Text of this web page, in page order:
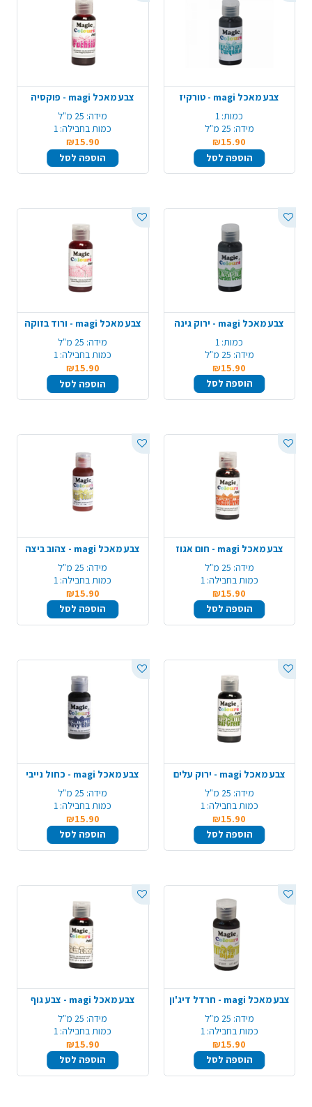
צבע מאכל magi - טורקיז
כמות: 1
מידה: 25 מ"ל
₪15.90
הוספה לסל
צבע מאכל magi - פוקסיה
מידה: 25 מ"ל
כמות בחבילה: 1
₪15.90
הוספה לסל
צבע מאכל magi - ירוק גינה
כמות: 1
מידה: 25 מ"ל
₪15.90
הוספה לסל
צבע מאכל magi - ורוד בזוקה
מידה: 25 מ"ל
כמות בחבילה: 1
₪15.90
הוספה לסל
צבע מאכל magi - חום אגוז
מידה: 25 מ"ל
כמות בחבילה: 1
₪15.90
הוספה לסל
צבע מאכל magi - צהוב ביצה
מידה: 25 מ"ל
כמות בחבילה: 1
₪15.90
הוספה לסל
צבע מאכל magi - ירוק עלים
מידה: 25 מ"ל
כמות בחבילה: 1
₪15.90
הוספה לסל
צבע מאכל magi - כחול נייבי
מידה: 25 מ"ל
כמות בחבילה: 1
₪15.90
הוספה לסל
צבע מאכל magi - חרדל דיג'ון
מידה: 25 מ"ל
כמות בחבילה: 1
₪15.90
הוספה לסל
צבע מאכל magi - צבע גוף
מידה: 25 מ"ל
כמות בחבילה: 1
₪15.90
הוספה לסל